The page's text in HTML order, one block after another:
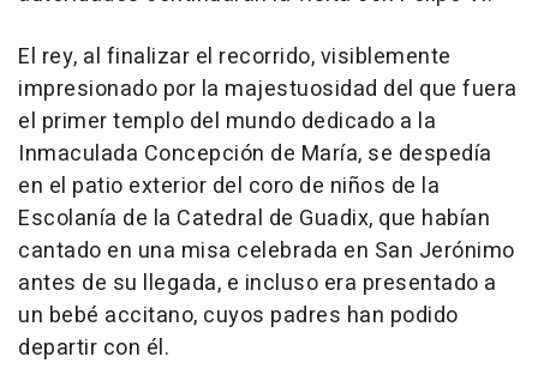
El rey, al finalizar el recorrido, visiblemente
impresionado por la majestuosidad del que fuera
el primer templo del mundo dedicado a la
Inmaculada Concepción de María, se despedía
en el patio exterior del coro de niños de la
Escolanía de la Catedral de Guadix, que habían
cantado en una misa celebrada en San Jerónimo
antes de su llegada, e incluso era presentado a
un bebé accitano, cuyos padres han podido
departir con él.